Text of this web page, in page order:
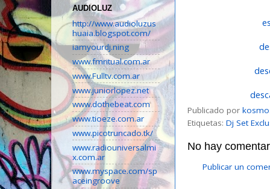
Publicado por
Etiquetas: Dj Set
No hay
Publicar un
AUDIOLUZ
http://www.audioluzus
huaia.blogspot.com/
iamyourdj.ning
www.fmritual.com.ar
www.Fulltv.com.ar
www.juniorlopez.net
www.dothebeat.com
www.tioeze.com.ar
www.picotruncado.tk/
www.radiouniversalmi
x.com.ar
www.myspace.com/sp
aceingroove